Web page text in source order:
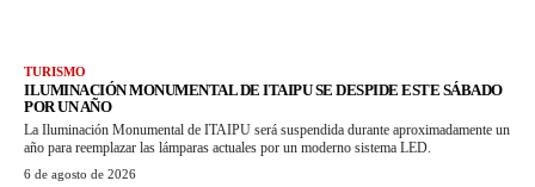
TURISMO
ILUMINACIÓN MONUMENTAL DE ITAIPU SE DESPIDE ESTE SÁBADO
POR UN AÑO
La Iluminación Monumental de ITAIPU será suspendida durante aproximadamente un
año para reemplazar las lámparas actuales por un moderno sistema LED.
6 de agosto de 2026